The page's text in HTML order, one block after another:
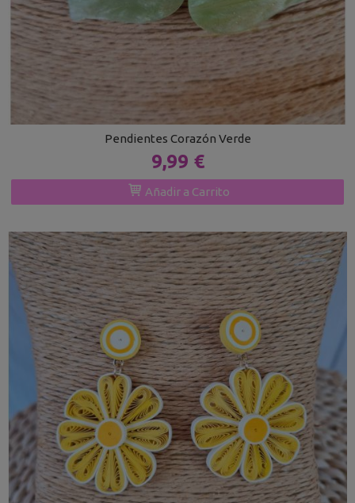
Pendientes Corazón Verde
9,99 €
Añadir a Carrito